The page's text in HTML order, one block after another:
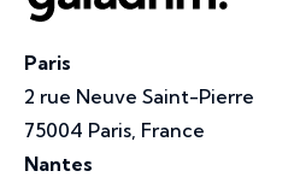
Paris
2 rue Neuve Saint-Pierre
75004 Paris, France
Nantes